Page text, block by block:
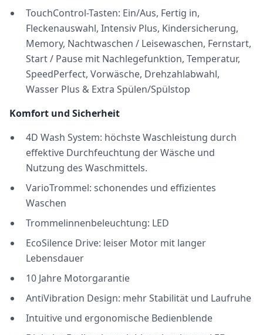
TouchControl-Tasten: Ein/Aus, Fertig in,
Fleckenauswahl, Intensiv Plus, Kindersicherung,
Memory, Nachtwaschen / Leisewaschen, Fernstart,
Start / Pause mit Nachlegefunktion, Temperatur,
SpeedPerfect, Vorwäsche, Drehzahlabwahl,
Wasser Plus & Extra Spülen/Spülstop
Komfort und Sicherheit
4D Wash System: höchste Waschleistung durch
effektive Durchfeuchtung der Wäsche und
Nutzung des Waschmittels.
VarioTrommel: schonendes und effizientes
Waschen
Trommelinnenbeleuchtung: LED
EcoSilence Drive: leiser Motor mit langer
Lebensdauer
10 Jahre Motorgarantie
AntiVibration Design: mehr Stabilität und Laufruhe
Intuitive und ergonomische Bedienblende